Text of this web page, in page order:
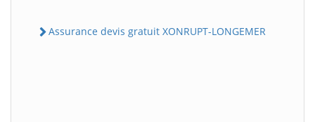
Assurance devis gratuit XONRUPT-LONGEMER